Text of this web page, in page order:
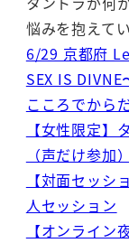
悩みを抱えて
6/29 京都府
SEX IS DIVNE
こころでから
【女性限定】
（声だけ参加）
【対面セッシ
人セッション
【オンライ